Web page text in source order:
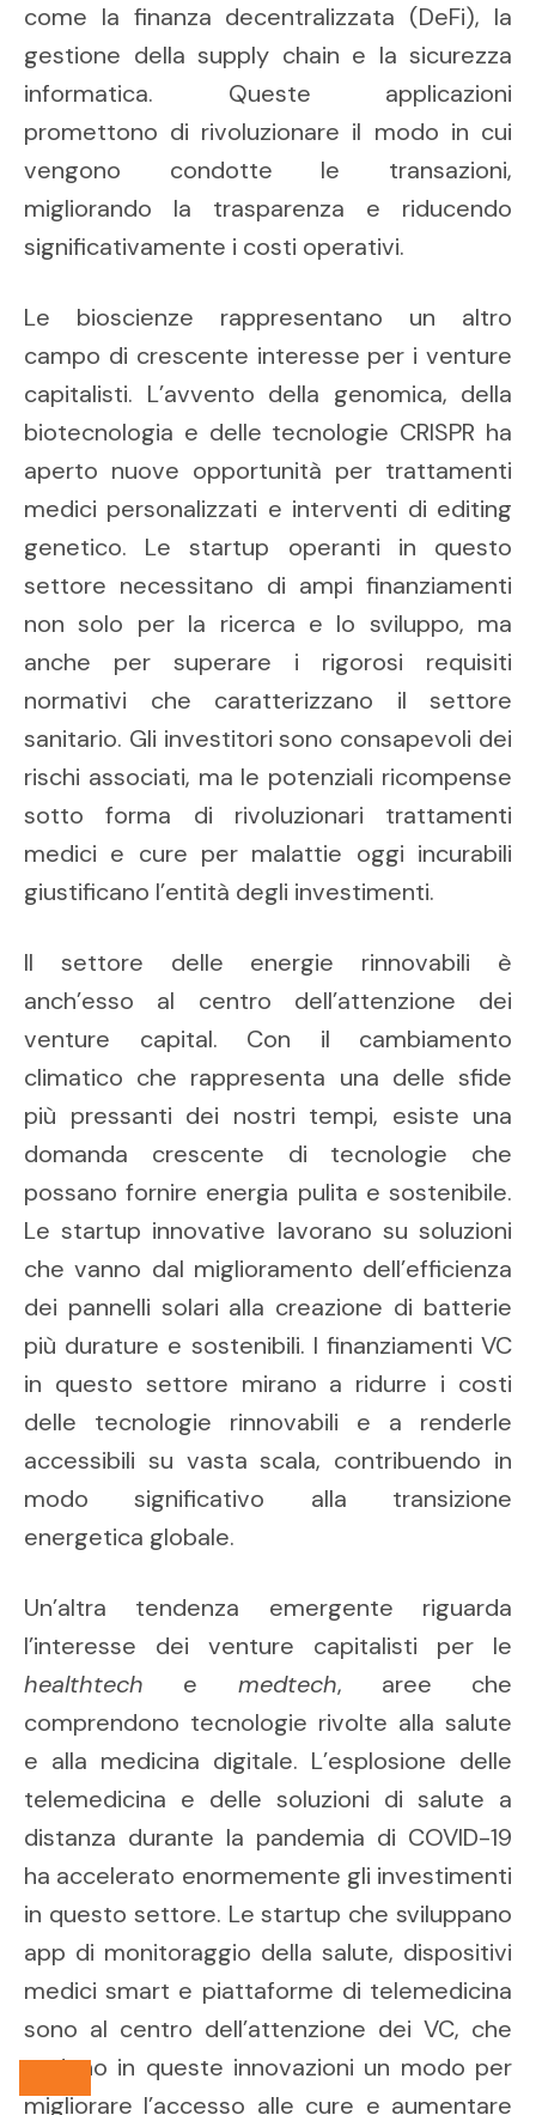
come la finanza decentralizzata (DeFi), la
gestione della supply chain e la sicurezza
informatica. Queste applicazioni
promettono di rivoluzionare il modo in cui
vengono condotte le transazioni,
migliorando la trasparenza e riducendo
significativamente i costi operativi.
Le bioscienze rappresentano un altro
campo di crescente interesse per i venture
capitalisti. L’avvento della genomica, della
biotecnologia e delle tecnologie CRISPR ha
aperto nuove opportunità per trattamenti
medici personalizzati e interventi di editing
genetico. Le startup operanti in questo
settore necessitano di ampi finanziamenti
non solo per la ricerca e lo sviluppo, ma
anche per superare i rigorosi requisiti
normativi che caratterizzano il settore
sanitario. Gli investitori sono consapevoli dei
rischi associati, ma le potenziali ricompense
sotto forma di rivoluzionari trattamenti
medici e cure per malattie oggi incurabili
giustificano l’entità degli investimenti.
Il settore delle energie rinnovabili è
anch’esso al centro dell’attenzione dei
venture capital. Con il cambiamento
climatico che rappresenta una delle sfide
più pressanti dei nostri tempi, esiste una
domanda crescente di tecnologie che
possano fornire energia pulita e sostenibile.
Le startup innovative lavorano su soluzioni
che vanno dal miglioramento dell’efficienza
dei pannelli solari alla creazione di batterie
più durature e sostenibili. I finanziamenti VC
in questo settore mirano a ridurre i costi
delle tecnologie rinnovabili e a renderle
accessibili su vasta scala, contribuendo in
modo significativo alla transizione
energetica globale.
Un’altra tendenza emergente riguarda
l’interesse dei venture capitalisti per le
healthtech e medtech, aree che
comprendono tecnologie rivolte alla salute
e alla medicina digitale. L’esplosione delle
telemedicina e delle soluzioni di salute a
distanza durante la pandemia di COVID-19
ha accelerato enormemente gli investimenti
in questo settore. Le startup che sviluppano
app di monitoraggio della salute, dispositivi
medici smart e piattaforme di telemedicina
sono al centro dell’attenzione dei VC, che
vedono in queste innovazioni un modo per
migliorare l’accesso alle cure e aumentare